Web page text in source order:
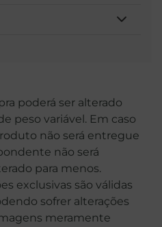
poderá ser alterado
peso variável. Em caso
não será entregue
não será
para menos.
exclusivas são válidas
sofrer alterações
meramente